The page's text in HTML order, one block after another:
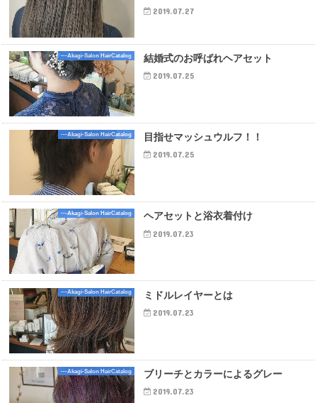
2019.07.27
---Akagi-Salon HairCatalog 結婚式のお呼ばれヘアセット
2019.07.25
---Akagi-Salon HairCatalog 目指せマッシュウルフ！！
2019.07.25
---Akagi-Salon HairCatalog ヘアセットと浴衣着付け
2019.07.23
---Akagi-Salon HairCatalog ミドルレイヤーとは
2019.07.23
---Akagi-Salon HairCatalog ブリーチとカラーによるグレー
2019.07.23